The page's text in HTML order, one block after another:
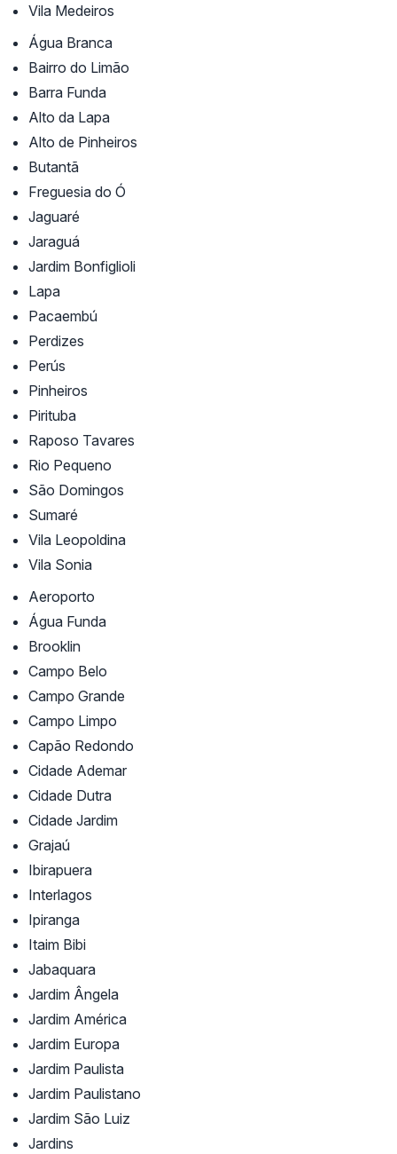
Vila Medeiros
Água Branca
Bairro do Limão
Barra Funda
Alto da Lapa
Alto de Pinheiros
Butantã
Freguesia do Ó
Jaguaré
Jaraguá
Jardim Bonfiglioli
Lapa
Pacaembú
Perdizes
Perús
Pinheiros
Pirituba
Raposo Tavares
Rio Pequeno
São Domingos
Sumaré
Vila Leopoldina
Vila Sonia
Aeroporto
Água Funda
Brooklin
Campo Belo
Campo Grande
Campo Limpo
Capão Redondo
Cidade Ademar
Cidade Dutra
Cidade Jardim
Grajaú
Ibirapuera
Interlagos
Ipiranga
Itaim Bibi
Jabaquara
Jardim Ângela
Jardim América
Jardim Europa
Jardim Paulista
Jardim Paulistano
Jardim São Luiz
Jardins